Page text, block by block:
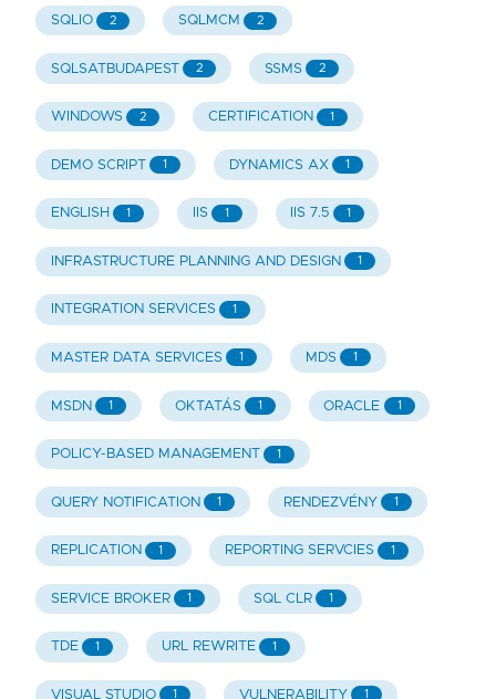
SQLIO 2 SQLMCM 2
SQLSATBUDAPEST 2 SSMS 2
WINDOWS 2 CERTIFICATION 1
DEMO SCRIPT 1 DYNAMICS AX 1
ENGLISH 1 IIS 1 IIS 7.5 1
INFRASTRUCTURE PLANNING AND DESIGN 1
INTEGRATION SERVICES 1
MASTER DATA SERVICES 1 MDS 1
MSDN 1 OKTATÁS 1 ORACLE 1
POLICY-BASED MANAGEMENT 1
QUERY NOTIFICATION 1 RENDEZVÉNY 1
REPLICATION 1 REPORTING SERVCIES 1
SERVICE BROKER 1 SQL CLR 1
TDE 1 URL REWRITE 1
VISUAL STUDIO 1 VULNERABILITY 1